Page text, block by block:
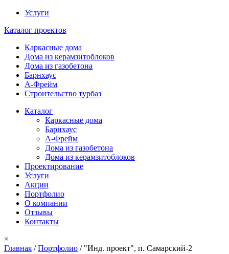
Услуги
Каталог проектов
Каркасные дома
Дома из керамзитоблоков
Дома из газобетона
Барнхаус
А-Фрейм
Строительство турбаз
Каталог
Каркасные дома
Барнхаус
А-Фрейм
Дома из газобетона
Дома из керамзитоблоков
Проектирование
Услуги
Акции
Портфолио
О компании
Отзывы
Контакты
×
Главная / Портфолио / "Инд. проект", п. Самарский-2